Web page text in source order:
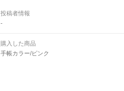
投稿者情報
-
購入した商品
手帳カラー/ピンク